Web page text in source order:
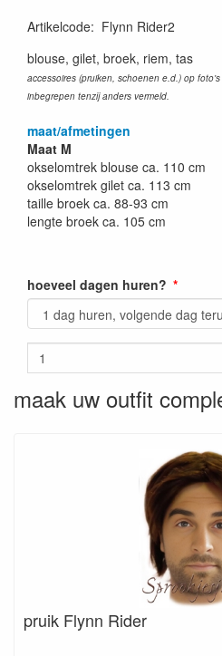
Artikelcode: Flynn Rider2
blouse, gilet, broek, riem, tas
accessoires (pruiken, schoenen e.d.) op
inbegrepen tenzij anders vermeld.
maat/afmetingen
Maat M
okselomtrek blouse ca. 110 cm
okselomtrek gilet ca. 113 cm
taille broek ca. 88-93 cm
lengte broek ca. 105 cm
hoeveel dagen huren?
maak uw outfit
pruik Flynn Rider